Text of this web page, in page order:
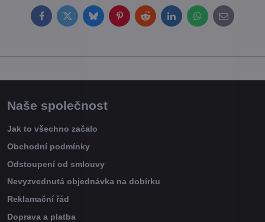
FacebookTwitterBlueskyPinterestRedditLinkedInWhatsApp
E-
mail
Naše společnost
Jak to všechno začalo
Obchodní podmínky
Odstoupení od smlouvy
Nevyzvednutá objednávka na dobírku
Reklamační řád
Doprava a platba